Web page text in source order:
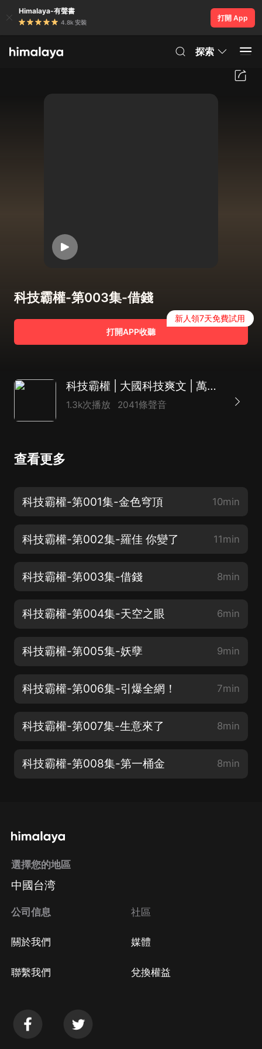
Himalaya-有聲書
4.8k 安裝
打開 App
探索
科技霸權-第003集-借錢
打開APP收聽
新人領7天免費試用
科技霸權 | 大國科技爽文 | 萬歷大帝領銜多人有聲劇
1.3k次播放 2041條聲音
查看更多
科技霸權-第001集-金色穹頂 10min
科技霸權-第002集-羅佳 你變了 11min
科技霸權-第003集-借錢 8min
科技霸權-第004集-天空之眼 6min
科技霸權-第005集-妖孽 9min
科技霸權-第006集-引爆全網！ 7min
科技霸權-第007集-生意來了 8min
科技霸權-第008集-第一桶金 8min
選擇您的地區
中國台湾
公司信息
關於我們
聯繫我們
社區
媒體
兌換權益